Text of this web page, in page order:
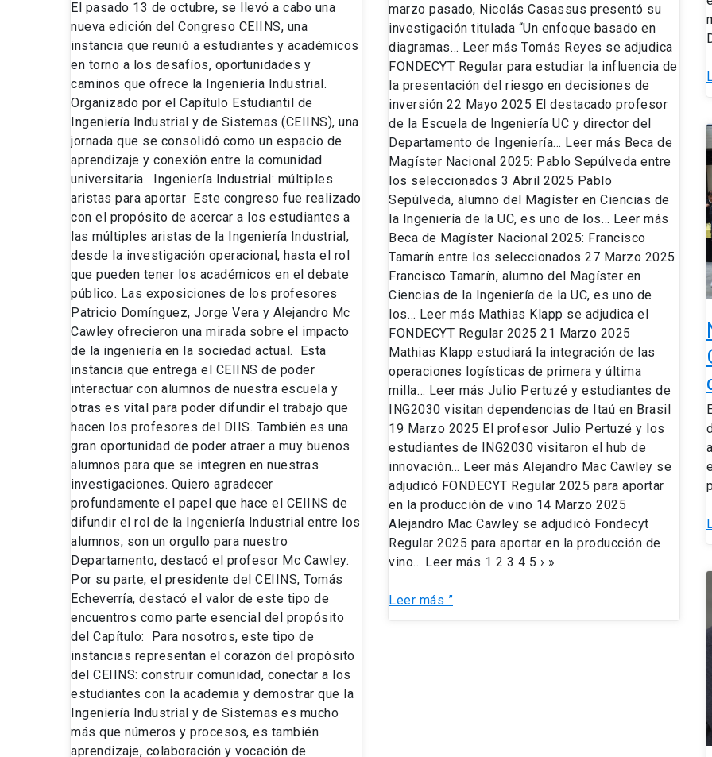
El pasado 13 de octubre, se llevó a cabo una
nueva edición del Congreso CEIINS, una
instancia que reunió a estudiantes y académicos
en torno a los desafíos, oportunidades y
caminos que ofrece la Ingeniería Industrial.
Organizado por el Capítulo Estudiantil de
Ingeniería Industrial y de Sistemas (CEIINS), una
jornada que se consolidó como un espacio de
aprendizaje y conexión entre la comunidad
universitaria. Ingeniería Industrial: múltiples
aristas para aportar Este congreso fue realizado
con el propósito de acercar a los estudiantes a
las múltiples aristas de la Ingeniería Industrial,
desde la investigación operacional, hasta el rol
que pueden tener los académicos en el debate
público. Las exposiciones de los profesores
Patricio Domínguez, Jorge Vera y Alejandro Mc
Cawley ofrecieron una mirada sobre el impacto
de la ingeniería en la sociedad actual. Esta
instancia que entrega el CEIINS de poder
interactuar con alumnos de nuestra escuela y
otras es vital para poder difundir el trabajo que
hacen los profesores del DIIS. También es una
gran oportunidad de poder atraer a muy buenos
alumnos para que se integren en nuestras
investigaciones. Quiero agradecer
profundamente el papel que hace el CEIINS de
difundir el rol de la Ingeniería Industrial entre los
alumnos, son un orgullo para nuestro
Departamento, destacó el profesor Mc Cawley.
Por su parte, el presidente del CEIINS, Tomás
Echeverría, destacó el valor de este tipo de
encuentros como parte esencial del propósito
del Capítulo: Para nosotros, este tipo de
instancias representan el corazón del propósito
del CEIINS: construir comunidad, conectar a los
estudiantes con la academia y demostrar que la
Ingeniería Industrial y de Sistemas es mucho
más que números y procesos, es también
aprendizaje, colaboración y vocación de
marzo pasado, Nicolás Casassus presentó su
investigación titulada “Un enfoque basado en
diagramas… Leer más Tomás Reyes se adjudica
FONDECYT Regular para estudiar la influencia de
la presentación del riesgo en decisiones de
inversión 22 Mayo 2025 El destacado profesor
de la Escuela de Ingeniería UC y director del
Departamento de Ingeniería… Leer más Beca de
Magíster Nacional 2025: Pablo Sepúlveda entre
los seleccionados 3 Abril 2025 Pablo
Sepúlveda, alumno del Magíster en Ciencias de
la Ingeniería de la UC, es uno de los… Leer más
Beca de Magíster Nacional 2025: Francisco
Tamarín entre los seleccionados 27 Marzo 2025
Francisco Tamarín, alumno del Magíster en
Ciencias de la Ingeniería de la UC, es uno de
los… Leer más Mathias Klapp se adjudica el
FONDECYT Regular 2025 21 Marzo 2025
Mathias Klapp estudiará la integración de las
operaciones logísticas de primera y última
milla… Leer más Julio Pertuzé y estudiantes de
ING2030 visitan dependencias de Itaú en Brasil
19 Marzo 2025 El profesor Julio Pertuzé y los
estudiantes de ING2030 visitaron el hub de
innovación… Leer más Alejandro Mac Cawley se
adjudicó FONDECYT Regular 2025 para aportar
en la producción de vino 14 Marzo 2025
Alejandro Mac Cawley se adjudicó Fondecyt
Regular 2025 para aportar en la producción de
vino… Leer más 1 2 3 4 5 › »
Leer más ”